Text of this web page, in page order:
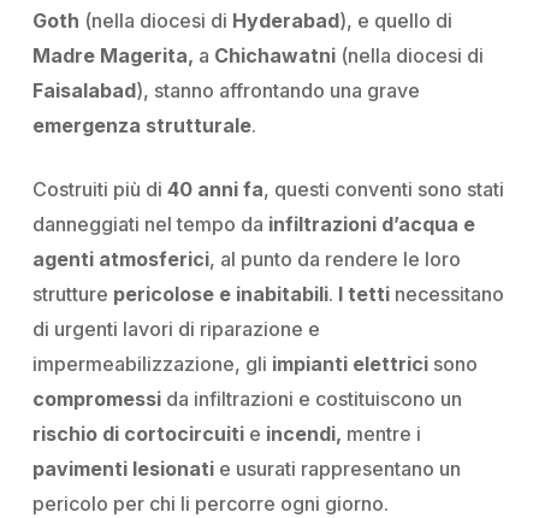
Goth (nella diocesi di Hyderabad), e quello di
Madre Magerita, a Chichawatni (nella diocesi di
Faisalabad), stanno affrontando una grave
emergenza strutturale.
Costruiti più di40 anni fa, questi conventi sono stati
danneggiati nel tempo da infiltrazioni d’acqua e
agenti atmosferici, al punto da rendere le loro
strutture pericolose e inabitabili. I tetti necessitano
di urgenti lavori di riparazione e
impermeabilizzazione, gli impianti elettrici sono
compromessi da infiltrazioni e costituiscono un
rischio di cortocircuiti e incendi, mentre i
pavimenti lesionati e usurati rappresentano un
pericolo per chi li percorre ogni giorno.